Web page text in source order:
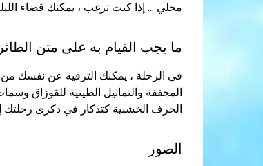
محلي ... إذا كنت ترغب ، يمكنك قضاء
ما يجب القيام به على متن
في الرحلة ، يمكنك الترفيه عن نفسك
المجففة والتماثيل الطينية للقوزاق
الحرف الخشبية كتذكار في ذكرى رحلتك
الصور